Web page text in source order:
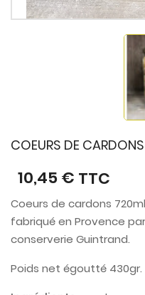
COEURS DE
10,45 € TTC
Coeurs de cardons
fabriqué en Provence
conserverie Guintrand.
Poids net égoutté 430gr.